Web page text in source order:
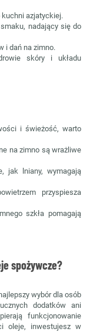
azjatyckiej.
nadający się do
i dań na zimno.
skóry i układu
i świeżość, warto
na zimno są wrażliwe
jak lniany, wymagają
przyspiesza
szkła pomagają
spożywcze?
wybór dla osób
dodatków ani
funkcjonowanie
oleje, inwestujesz w